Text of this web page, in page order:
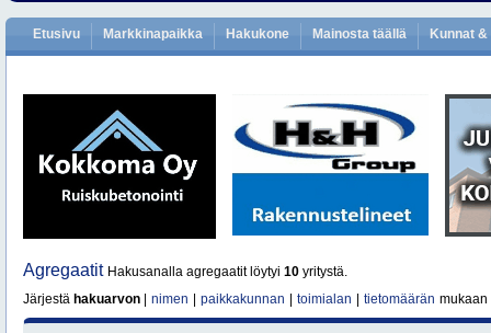
Etusivu Markkinapaikka Hakukone Mainosta täällä Kunnat
Agregaatit Hakusanalla agregaatit löytyi 10 yritystä.
Järjestä hakuarvon nimen paikkakunnan toimialan tietomäärän mukaan